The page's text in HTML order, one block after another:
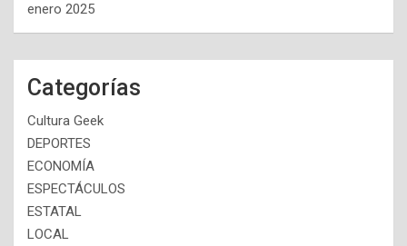
enero 2025
Categorías
Cultura Geek
DEPORTES
ECONOMÍA
ESPECTÁCULOS
ESTATAL
LOCAL